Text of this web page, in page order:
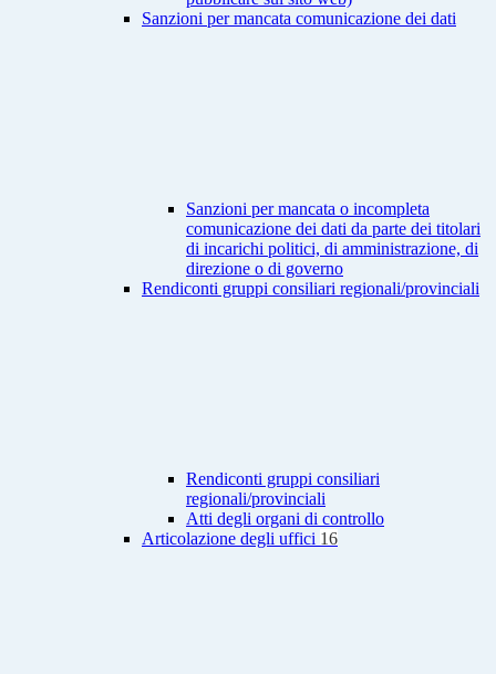
Sanzioni per mancata comunicazione dei dati
Sanzioni per mancata o incompleta
comunicazione dei dati da parte dei titolari
di incarichi politici, di amministrazione, di
direzione o di governo
Rendiconti gruppi consiliari regionali/provinciali
Rendiconti gruppi consiliari
regionali/provinciali
Atti degli organi di controllo
Articolazione degli uffici 16